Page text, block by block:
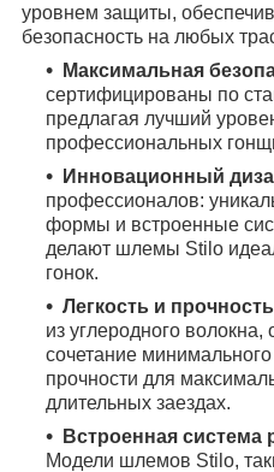
уровнем защиты,
безопасность на любых
Максимальная
сертифицированы по
предлагая лучший
профессиональных
Инновационный
профессионалов:
формы и встроенные
делают шлемы Stilo
гонок.
Легкость и прочность
из углеродного
сочетание
прочности для
длительных заездах.
Встроенная система
Модели шлемов Stilo,